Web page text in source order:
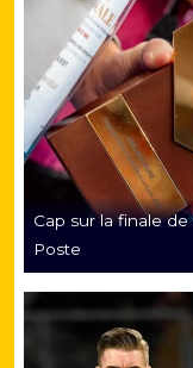
Cap sur la finale
Poste